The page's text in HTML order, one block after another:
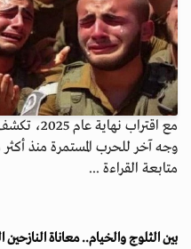
مع اقتراب
وجه آخر للحرب المستمرة منذ
متابعة القراءة ...
بين الثلوج والخيام.. معاناة